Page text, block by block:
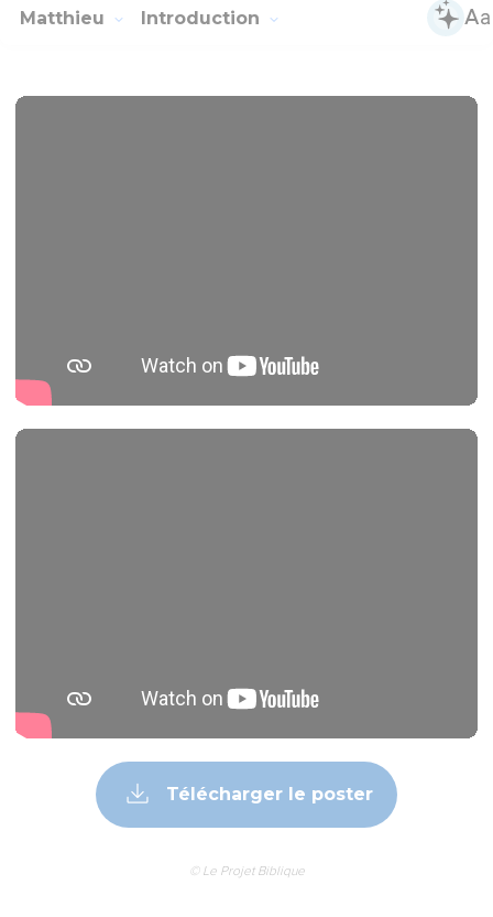
Matthieu Introduction
Télécharger le poster
© Le Projet Biblique